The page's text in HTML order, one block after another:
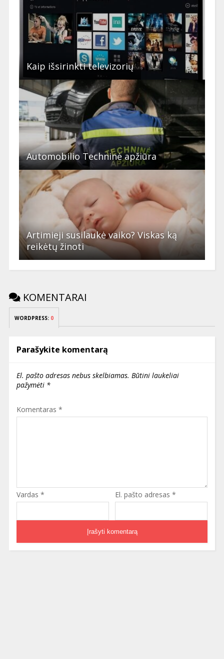
Kaip išsirinkti televizorių
Automobilio Techninė apžiūra
Artimieji susilaukė vaiko? Viskas ką
reikėtų žinoti
KOMENTARAI
WORDPRESS: 0
Parašykite komentarą
El. pašto adresas nebus skelbiamas. Būtini laukeliai
pažymėti *
Komentaras *
Vardas * El. pašto adresas *